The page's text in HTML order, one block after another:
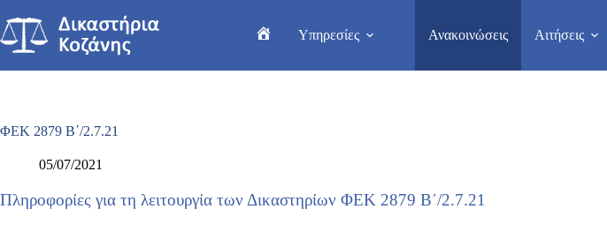
στο
περιεχόμενο
Home Υπηρεσίες Ανακοινώσεις Αιτήσεις
ΦΕΚ 2879 Β΄/2.7.21
05/07/2021
Πληροφορίες για τη λειτουργία των Δικαστηρίων ΦΕΚ 2879 Β΄/2.7.21